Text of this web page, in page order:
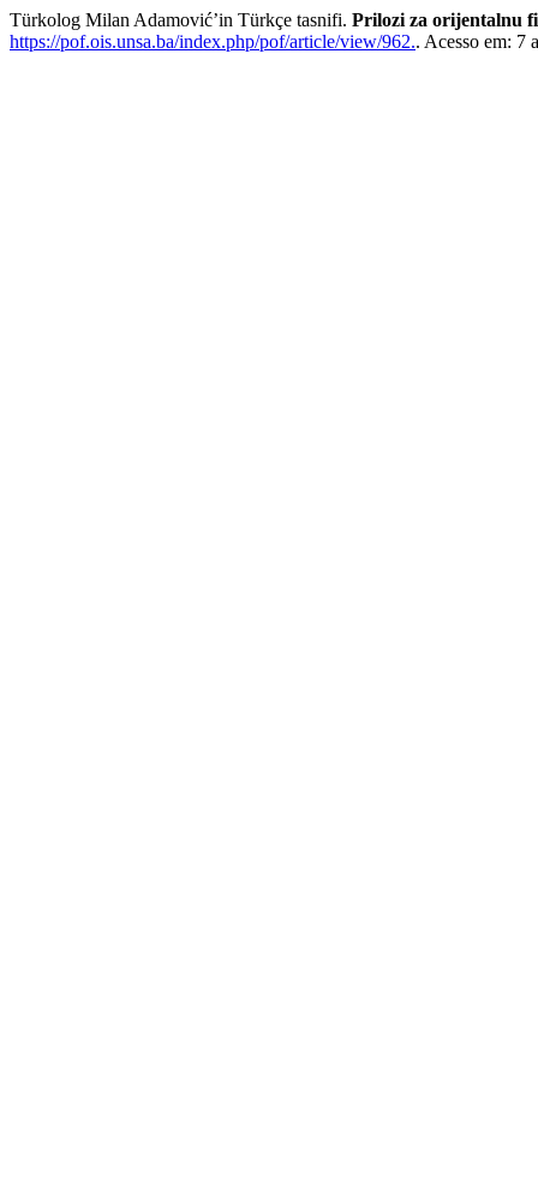
Türkolog Milan Adamović’in Türkçe tasnifi. Prilozi za orijentalnu
https://pof.ois.unsa.ba/index.php/pof/article/view/962.. Acesso em: 7